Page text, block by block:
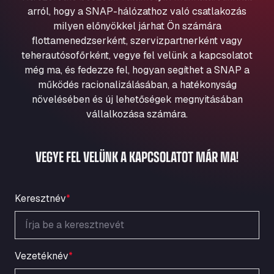
Aqua Ariva GmbH
Marie-Curie-Straße 24, 68219
Aral Autohof Bockel
An der Autobahn 1, 27404
ARAL Autohof Bockenem
Oppelner Str. 1, 31167
ARAL Autohof Merklingen
Schellweilerstraße 1, 66871
Obernburger Str. 127, 63811
Ardleigh South Services
a120 westbound, CO77SL
arról, hogy a SNAP-hálózathoz való csatlakozás
milyen előnyökkel járhat Ön számára
flottamenedzserként, szervizpartnerként vagy
teherautósofőrként, vegye fel velünk a kapcsolatot
még ma, és fedezze fel, hogyan segíthet a SNAP a
működés racionalizálásában, a hatékonyság
növelésében és új lehetőségek megnyitásában
vállalkozása számára.
VEGYE FEL VELÜNK A KAPCSOLATOT MÁR MA!
Keresztnév*
Vezetéknév*